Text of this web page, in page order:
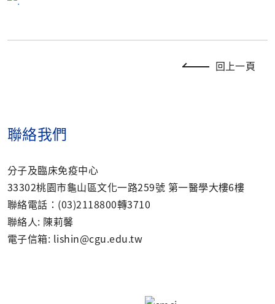
回上一頁
聯絡我們
分子及臨床免疫中心
33302桃園市龜山區文化一路259號 第一醫學大樓6樓
聯絡電話：(03)2118800轉3710
聯絡人: 陳莉馨
電子信箱: lishin@cgu.edu.tw